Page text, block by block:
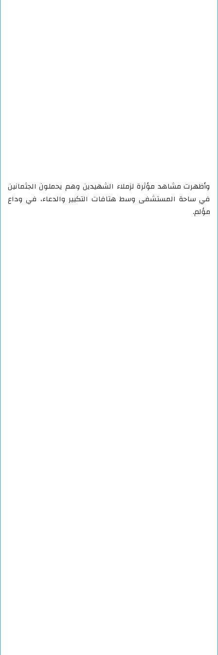
وأظهرت مشاهد مؤثرة لزملاء الشهيدين وهم يحملون الجثمانين
في ساحة المستشفى وسط هتافات التكبير والدعاء، في وداع
مؤلم.